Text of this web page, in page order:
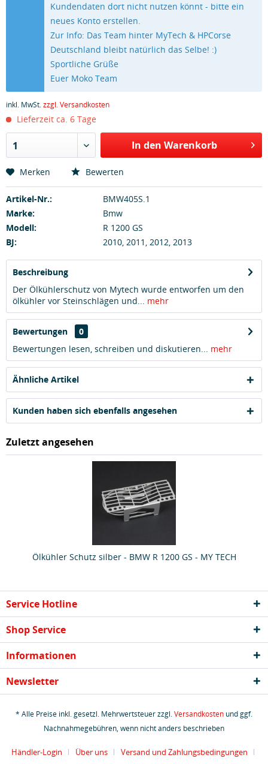
Kundendaten dort nicht nutzen könnt - bitte ein
neues Konto erstellen.
Zur Info: Das Team hinter MyTech & HPCorse
Deutschland bleibt natürlich das Selbe! :)
Sportliche Grüße
Euer Moko Team
inkl. MwSt.zzgl. Versandkosten
Lieferzeit ca. 6 Tage
1 In den Warenkorb
Merken Bewerten
Artikel-Nr.:
BMW405S.1
Marke:
Bmw
Modell:
R 1200 GS
BJ:
2010, 2011, 2012, 2013
Beschreibung
Der Ölkühlerschutz von Mytech wurde entworfen um den
ölkühler vor Steinschlägen und... mehr
Bewertungen
0
Bewertungen lesen, schreiben und diskutieren... mehr
Ähnliche Artikel
Kunden haben sich ebenfalls angesehen
Zuletzt angesehen
Ölkühler Schutz silber - BMW R 1200 GS - MY TECH
Service Hotline
Shop Service
Informationen
Newsletter
* Alle Preise inkl. gesetzl. Mehrwertsteuer zzgl.Versandkosten und ggf.
Nachnahmegebühren, wenn nicht anders beschrieben
Händler-Login Über uns Versand und Zahlungsbedingungen